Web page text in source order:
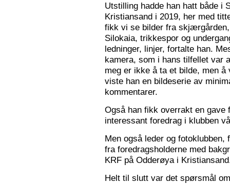
Utstilling hadde han hatt både i
Kristiansand i 2019, her med
fikk vi se bilder fra
Silokaia, trikkespor og
ledninger, linjer, fortalte han.
kamera, som i hans tilfellet var
meg er ikke å ta et bilde, men
viste han en bildeserie av
kommentarer.
Også han fikk overrakt en gave
interessant foredrag i klubben
Men også leder og
fra foredragsholderne med
KRF på Odderøya i
Helt til slutt var det spørsmål